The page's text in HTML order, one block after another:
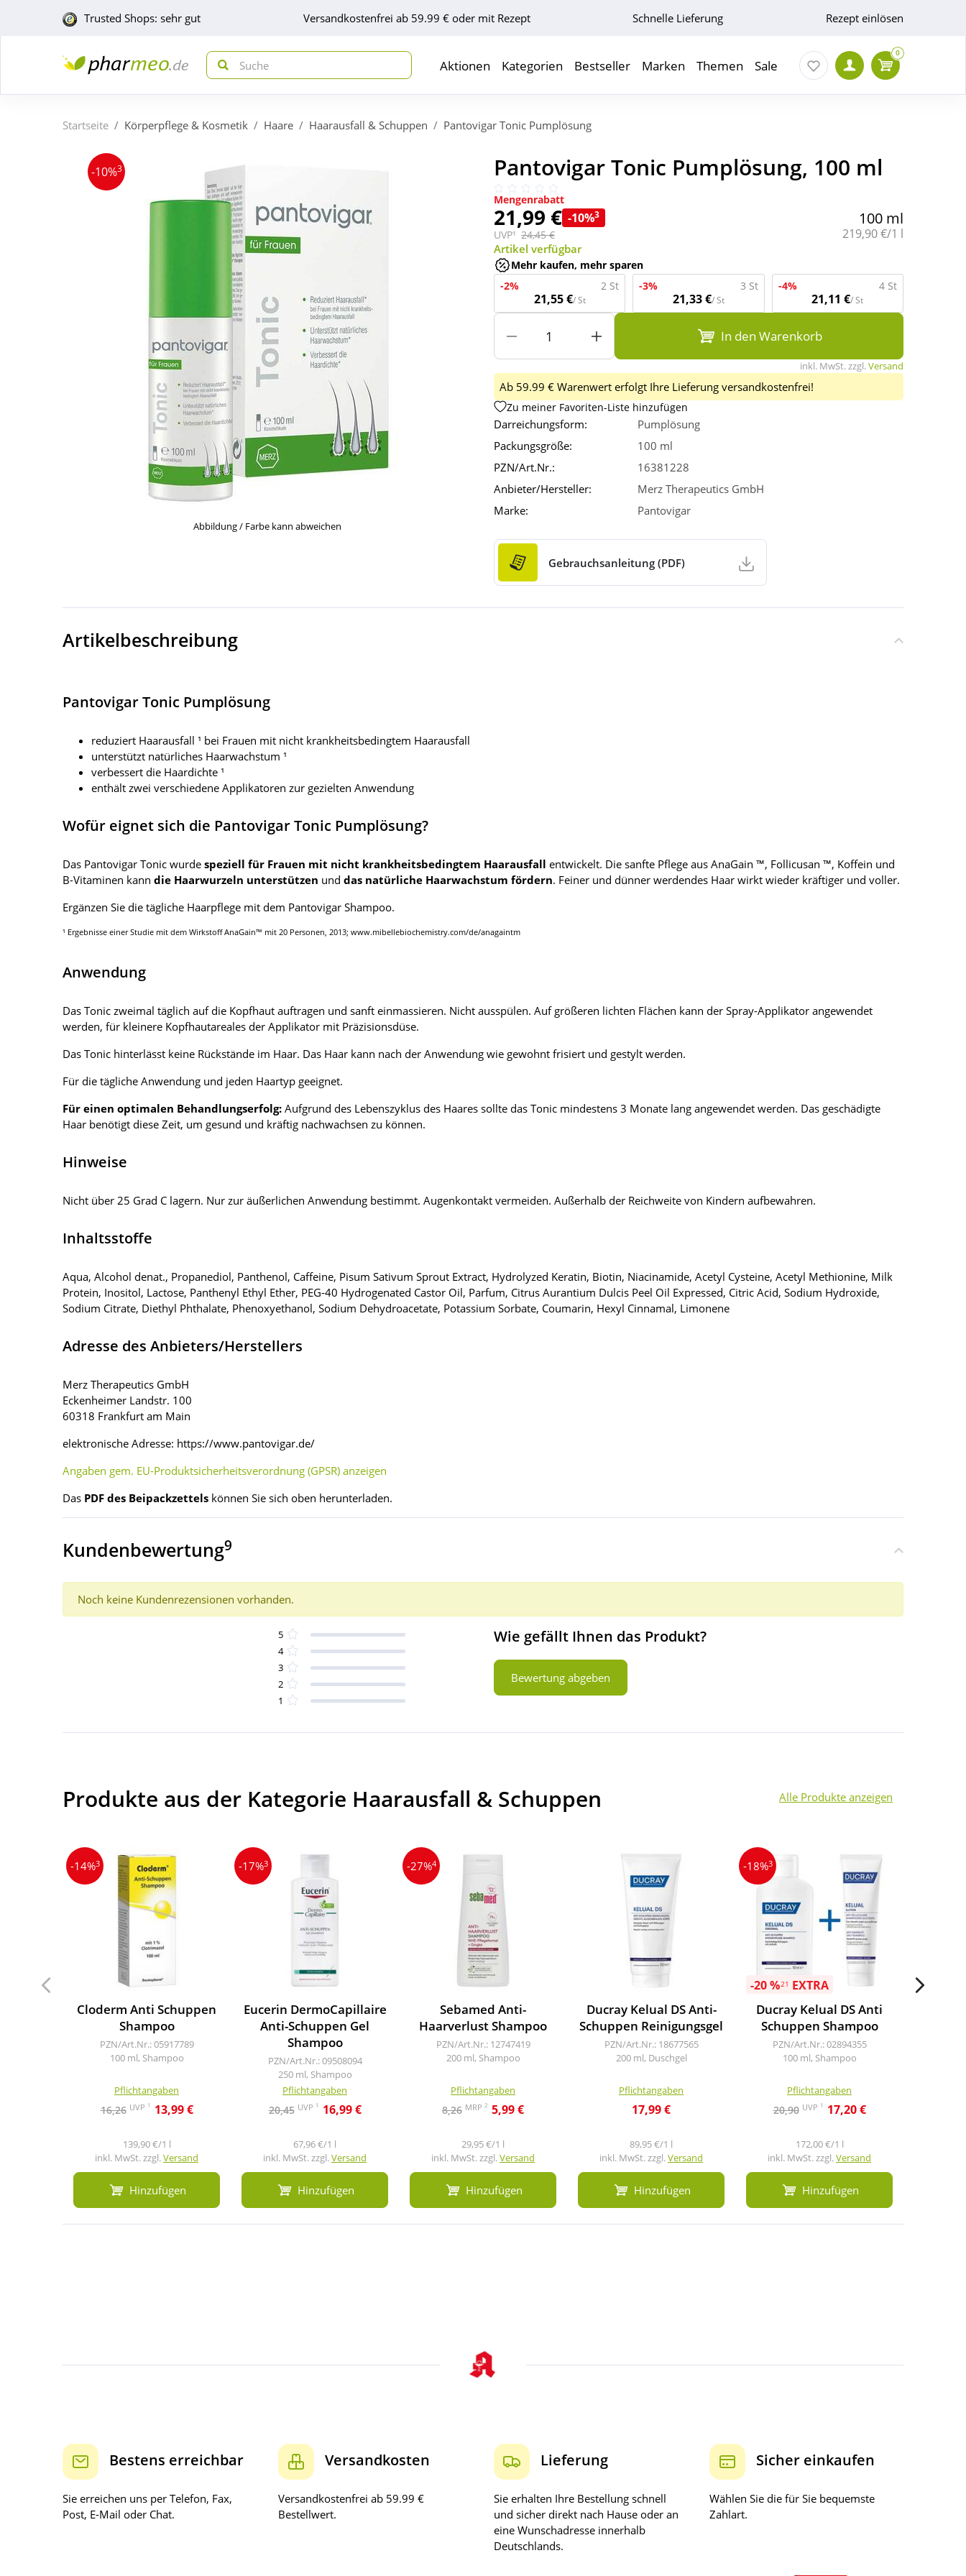
Trusted Shops: sehr gut Versandkostenfrei ab 59.99 € oder mit Rezept Schnelle Lieferung Rezept einlösen
Aktionen Kategorien Bestseller Marken Themen Sale
0
Startseite Körperpflege & Kosmetik Haare Haarausfall & Schuppen Pantovigar Tonic Pumplösung
-10%3
Abbildung / Farbe kann abweichen
Pantovigar Tonic Pumplösung, 100 ml
Mengenrabatt
21,99 € -10%3
UVP¹ 24,45 €
100 ml
Grundpreis:
219,90 €/1 l
Artikel verfügbar
Mehr kaufen, mehr sparen
-2%
2 St
21,55 €/ St
-3% 3 St
21,33 €/ St
-4% 4 St
21,11 €/ St
In den Warenkorb
inkl. MwSt. zzgl.Versand
Ab 59.99 € Warenwert erfolgt Ihre Lieferung versandkostenfrei!
Zu meiner Favoriten-Liste hinzufügen
Darreichungsform:
Pumplösung
Packungsgröße:
100 ml
PZN/Art.Nr.:
16381228
Anbieter/Hersteller:
Merz Therapeutics GmbH
Marke:
Pantovigar
Gebrauchsanleitung (PDF)
Artikelbeschreibung
Pantovigar Tonic Pumplösung
reduziert Haarausfall ¹ bei Frauen mit nicht krankheitsbedingtem Haarausfall
unterstützt natürliches Haarwachstum ¹
verbessert die Haardichte ¹
enthält zwei verschiedene Applikatoren zur gezielten Anwendung
Wofür eignet sich die Pantovigar Tonic Pumplösung?
Das Pantovigar Tonic wurde speziell für Frauen mit nicht krankheitsbedingtem Haarausfall entwickelt. Die sanfte Pflege aus AnaGain ™, Follicusan ™, Koffein und
B-Vitaminen kann die Haarwurzeln unterstützen und das natürliche Haarwachstum fördern. Feiner und dünner werdendes Haar wirkt wieder kräftiger und voller.
Ergänzen Sie die tägliche Haarpflege mit dem Pantovigar Shampoo.
¹ Ergebnisse einer Studie mit dem Wirkstoff AnaGain™ mit 20 Personen, 2013; www.mibellebiochemistry.com/de/anagaintm
Anwendung
Das Tonic zweimal täglich auf die Kopfhaut auftragen und sanft einmassieren. Nicht ausspülen. Auf größeren lichten Flächen kann der Spray-Applikator angewendet
werden, für kleinere Kopfhautareales der Applikator mit Präzisionsdüse.
Das Tonic hinterlässt keine Rückstände im Haar. Das Haar kann nach der Anwendung wie gewohnt frisiert und gestylt werden.
Für die tägliche Anwendung und jeden Haartyp geeignet.
Für einen optimalen Behandlungserfolg: Aufgrund des Lebenszyklus des Haares sollte das Tonic mindestens 3 Monate lang angewendet werden. Das geschädigte
Haar benötigt diese Zeit, um gesund und kräftig nachwachsen zu können.
Hinweise
Nicht über 25 Grad C lagern. Nur zur äußerlichen Anwendung bestimmt. Augenkontakt vermeiden. Außerhalb der Reichweite von Kindern aufbewahren.
Inhaltsstoffe
Aqua, Alcohol denat., Propanediol, Panthenol, Caffeine, Pisum Sativum Sprout Extract, Hydrolyzed Keratin, Biotin, Niacinamide, Acetyl Cysteine, Acetyl Methionine, Milk
Protein, Inositol, Lactose, Panthenyl Ethyl Ether, PEG-40 Hydrogenated Castor Oil, Parfum, Citrus Aurantium Dulcis Peel Oil Expressed, Citric Acid, Sodium Hydroxide,
Sodium Citrate, Diethyl Phthalate, Phenoxyethanol, Sodium Dehydroacetate, Potassium Sorbate, Coumarin, Hexyl Cinnamal, Limonene
Adresse des Anbieters/Herstellers
Merz Therapeutics GmbH
Eckenheimer Landstr. 100
60318 Frankfurt am Main
elektronische Adresse: https://www.pantovigar.de/
Angaben gem. EU-Produktsicherheitsverordnung (GPSR) anzeigen
Das PDF des Beipackzettels können Sie sich oben herunterladen.
Kundenbewertung9
Noch keine Kundenrezensionen vorhanden.
5
4
3
2
1
Wie gefällt Ihnen das Produkt?
Bewertung abgeben
Produkte aus der Kategorie Haarausfall & Schuppen Alle Produkte anzeigen
-14%3
Cloderm Anti Schuppen
Shampoo
PZN/Art.Nr.: 05917789
100 ml, Shampoo
Pflichtangaben
16,26 UVP 1 13,99 €
139,90 €/1 l
inkl. MwSt. zzgl.Versand
Hinzufügen
-17%3
Eucerin DermoCapillaire
Anti-Schuppen Gel
Shampoo
PZN/Art.Nr.: 09508094
250 ml, Shampoo
Pflichtangaben
20,45 UVP 1 16,99 €
67,96 €/1 l
inkl. MwSt. zzgl.Versand
Hinzufügen
-27%4
Sebamed Anti-
Haarverlust Shampoo
PZN/Art.Nr.: 12747419
200 ml, Shampoo
Pflichtangaben
8,26 MRP 2 5,99 €
29,95 €/1 l
inkl. MwSt. zzgl.Versand
Hinzufügen
Ducray Kelual DS Anti-
Schuppen Reinigungsgel
PZN/Art.Nr.: 18677565
200 ml, Duschgel
Pflichtangaben
17,99 €
89,95 €/1 l
inkl. MwSt. zzgl.Versand
Hinzufügen
-18%3
-20 %21 EXTRA
Ducray Kelual DS Anti
Schuppen Shampoo
PZN/Art.Nr.: 02894355
100 ml, Shampoo
Pflichtangaben
20,90 UVP 1 17,20 €
172,00 €/1 l
inkl. MwSt. zzgl.Versand
Hinzufügen
Bestens erreichbar
Sie erreichen uns per Telefon, Fax,
Post, E-Mail oder Chat.
Versandkosten
Versandkostenfrei ab 59.99 €
Bestellwert.
Lieferung
Sie erhalten Ihre Bestellung schnell
und sicher direkt nach Hause oder an
eine Wunschadresse innerhalb
Deutschlands.
Sicher einkaufen
Wählen Sie die für Sie bequemste
Zahlart.